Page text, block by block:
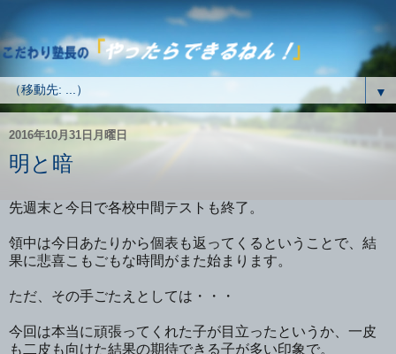
▼
2016年10月31日月曜日
明と暗
先週末と今日で各校中間テストも終了。
領中は今日あたりから個表も返ってくるということで、結
果に悲喜こもごもな時間がまた始まります。
ただ、その手ごたえとしては・・・
今回は本当に頑張ってくれた子が目立ったというか、一皮
も二皮も向けた結果の期待できる子が多い印象で。